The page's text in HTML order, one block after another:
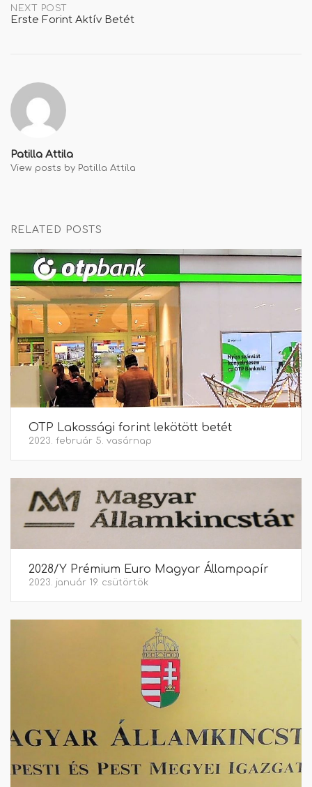
NEXT POST
Erste Forint Aktív Betét
Patilla Attila
View posts by Patilla Attila
RELATED POSTS
OTP Lakossági forint lekötött betét
2023. február 5. vasárnap
2028/Y Prémium Euro Magyar Állampapír
2023. január 19. csütörtök